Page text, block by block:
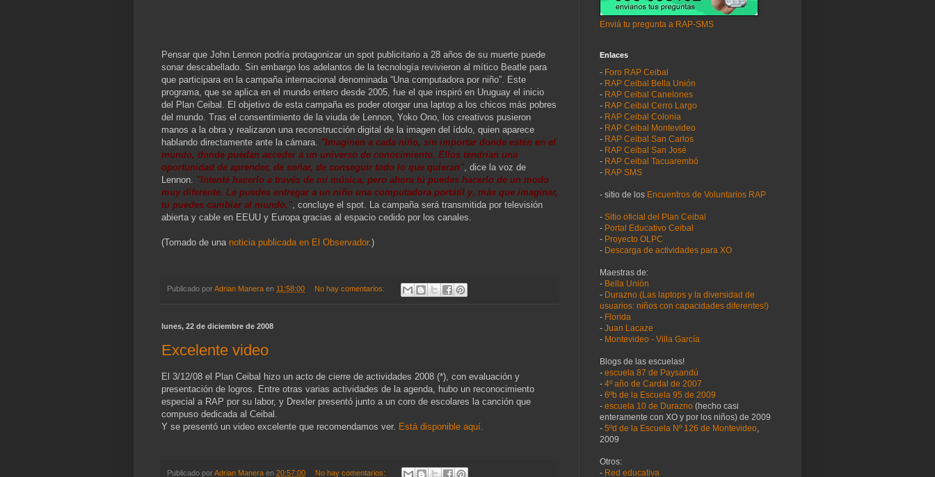
Pensar que John Lennon podría protagonizar un spot publicitario a 28 años de su muerte puede
sonar descabellado. Sin embargo los adelantos de la tecnología revivieron al mítico Beatle para
que participara en la campaña internacional denominada “Una computadora por niño”. Este
programa, que se aplica en el mundo entero desde 2005, fue el que inspiró en Uruguay el inicio
del Plan Ceibal. El objetivo de esta campaña es poder otorgar una laptop a los chicos más pobres
del mundo. Tras el consentimiento de la viuda de Lennon, Yoko Ono, los creativos pusieron
manos a la obra y realizaron una reconstrucción digital de la imagen del ídolo, quien aparece
hablando directamente ante la cámara. "Imaginen a cada niño, sin importar donde estén en el
mundo, donde puedan acceder a un universo de conocimiento. Ellos tendrían una
oportunidad de aprender, de soñar, de conseguir todo lo que quieran", dice la voz de
Lennon. "Intenté hacerlo a través de mi música, pero ahora tú puedes hacerlo de un modo
muy diferente. Le puedes entregar a un niño una computadora portátil y, más que imaginar,
tú puedes cambiar al mundo.", concluye el spot. La campaña será transmitida por televisión
abierta y cable en EEUU y Europa gracias al espacio cedido por los canales.
(Tomado de una noticia publicada en El Observador.)
Publicado porAdrian Manera en 11:58:00 No hay comentarios:
lunes, 22 de diciembre de 2008
Excelente video
El 3/12/08 el Plan Ceibal hizo un acto de cierre de actividades 2008 (*), con evaluación y
presentación de logros. Entre otras varias actividades de la agenda, hubo un reconocimiento
especial a RAP por su labor, y Drexler presentó junto a un coro de escolares la canción que
compuso dedicada al Ceibal.
Y se presentó un video excelente que recomendamos ver. Está disponible aquí.
Publicado porAdrian Manera en 20:57:00 No hay comentarios:
Enviá tu pregunta a RAP-SMS
Enlaces
- Foro RAP Ceibal
- RAP Ceibal Bella Unión
- RAP Ceibal Canelones
- RAP Ceibal Cerro Largo
- RAP Ceibal Colonia
- RAP Ceibal Montevideo
- RAP Ceibal San Carlos
- RAP Ceibal San José
- RAP Ceibal Tacuarembó
- RAP SMS
- sitio de los Encuentros de Voluntarios RAP
- Sitio oficial del Plan Ceibal
- Portal Educativo Ceibal
- Proyecto OLPC
- Descarga de actividades para XO
Maestras de:
- Bella Unión
- Durazno (Las laptops y la diversidad de
usuarios: niños con capacidades diferentes!)
- Florida
- Juan Lacaze
- Montevideo - Villa García
Blogs de las escuelas!
- escuela 87 de Paysandú
- 4º año de Cardal de 2007
- 6ºb de la Escuela 95 de 2009
- escuela 10 de Durazno (hecho casi
enteramente con XO y por los niños) de 2009
- 5ºd de la Escuela Nº 126 de Montevideo
2009
Otros:
- Red educativa